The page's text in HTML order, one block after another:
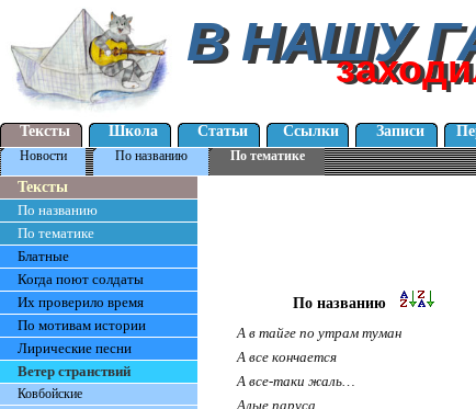
В НАШУ
В НАШУ
Тексты Школа Статьи Ссылки Записи
Новости По названию По тематике
Тексты
По названию
По тематике
Блатные
Когда поют солдаты
Их проверило время
По мотивам истории
Лирические песни
Ветер странствий
Ковбойские
По названию
А в тайге по утрам туман
А все кончается
А все-таки жаль…
Алые паруса